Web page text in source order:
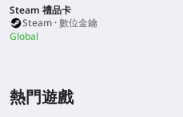
Steam 禮品卡
Steam · 數位金鑰
Global
熱門遊戲